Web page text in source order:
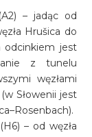
– jadąc od
Hrušica do
odcinkiem jest
z tunelu
węzłami
Słowenii jest
– od węzła